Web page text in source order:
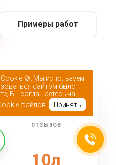
Примеры работ
5k+
ОТЗЫВОВ
10л
🍪. Мы используем
сайтом было
Вы соглашаетесь на
файлов.
Принять